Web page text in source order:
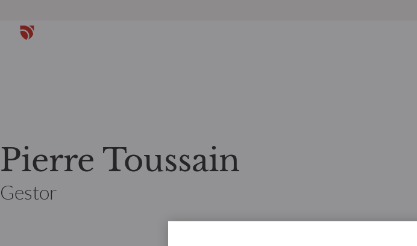
Pierre Toussain
Gestor